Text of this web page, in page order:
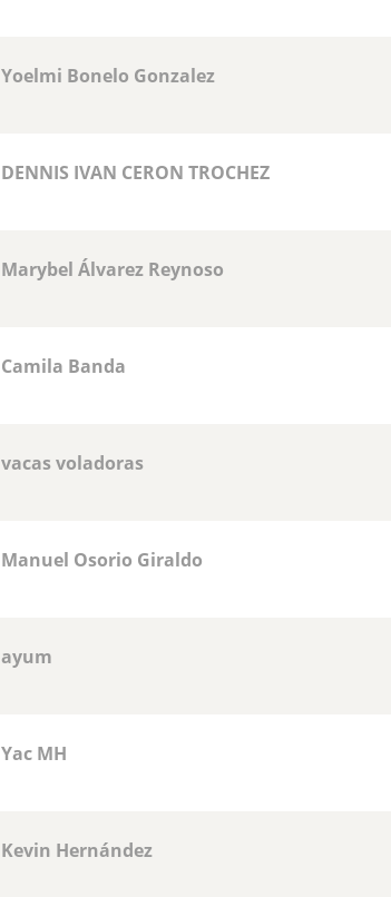
Yoelmi Bonelo Gonzalez
DENNIS IVAN CERON TROCHEZ
Marybel Álvarez Reynoso
Camila Banda
vacas voladoras
Manuel Osorio Giraldo
ayum
Yac MH
Kevin Hernández